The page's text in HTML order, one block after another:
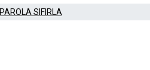
PAROLA SIFIRLA